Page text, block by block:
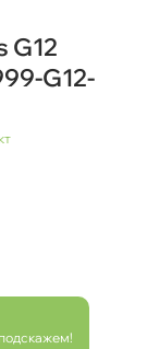
G12
G12-